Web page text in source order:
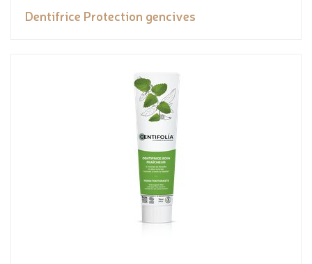
Dentifrice Protection gencives